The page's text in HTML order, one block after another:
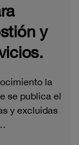
y
la
se publica el
y excluidas